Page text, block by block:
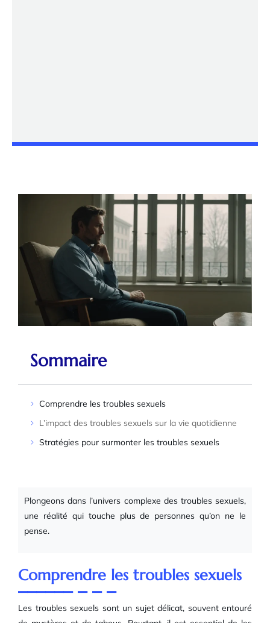
Sommaire
Comprendre les troubles sexuels
L’impact des troubles sexuels sur la vie quotidienne
Stratégies pour surmonter les troubles sexuels
Plongeons dans l’univers complexe des troubles sexuels,
une réalité qui touche plus de personnes qu’on ne le
pense.
Comprendre les troubles sexuels
Les troubles sexuels sont un sujet délicat, souvent entouré